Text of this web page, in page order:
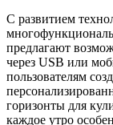
С развитием
предлагают
через USB или
пользователям
горизонты для
каждое утро